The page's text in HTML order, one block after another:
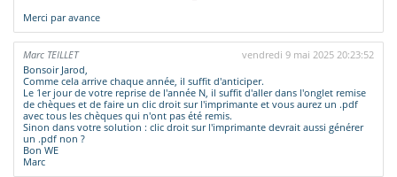
Merci par avance
Marc TEILLET
vendredi 9 mai 2025 20:23:52
Bonsoir Jarod,
Comme cela arrive chaque année, il suffit d'anticiper.
Le 1er jour de votre reprise de l'année N, il suffit d'aller dans l'onglet remise
de chèques et de faire un clic droit sur l'imprimante et vous aurez un .pdf
avec tous les chèques qui n'ont pas été remis.
Sinon dans votre solution : clic droit sur l'imprimante devrait aussi générer
un .pdf non ?
Bon WE
Marc